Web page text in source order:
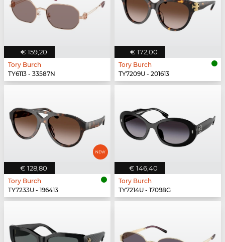
€ 159,20
Tory Burch
TY6113 - 33587N
€ 172,00
Tory Burch
TY7209U - 201613
€ 128,80
Tory Burch
TY7233U - 196413
€ 146,40
Tory Burch
TY7214U - 17098G